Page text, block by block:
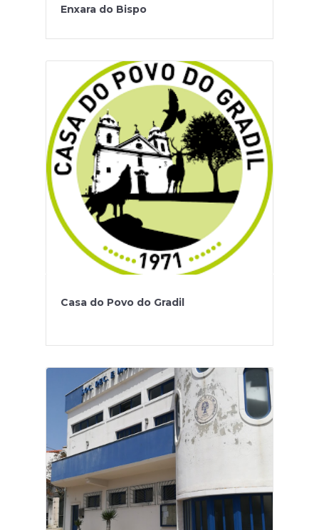
Enxara do Bispo
Casa do Povo do Gradil